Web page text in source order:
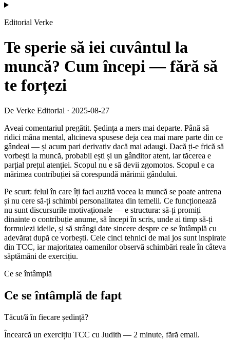
Editorial Verke
Te sperie să iei cuvântul la
muncă? Cum începi — fără să
te forțezi
De Verke Editorial · 2025-08-27
Aveai comentariul pregătit. Ședința a mers mai departe. Până să
ridici mâna mental, altcineva spusese deja cea mai mare parte din ce
gândeai — și acum pari derivativ dacă mai adaugi. Dacă ți-e frică să
vorbești la muncă, probabil ești și un gânditor atent, iar tăcerea e
parțial prețul atenției. Scopul nu e să devii zgomotos. Scopul e ca
mărimea contribuției să corespundă mărimii gândului.
Pe scurt: felul în care îți faci auzită vocea la muncă se poate antrena
și nu cere să-ți schimbi personalitatea din temelii. Ce funcționează
nu sunt discursurile motivaționale — e structura: să-ți promiți
dinainte o contribuție anume, să începi în scris, unde ai timp să-ți
formulezi ideile, și să strângi date sincere despre ce se întâmplă cu
adevărat după ce vorbești. Cele cinci tehnici de mai jos sunt inspirate
din TCC, iar majoritatea oamenilor observă schimbări reale în câteva
săptămâni de exercițiu.
Ce se întâmplă
Ce se întâmplă de fapt
Tăcut/ă în fiecare ședință?
Încearcă un exercițiu TCC cu Judith — 2 minute, fără email.